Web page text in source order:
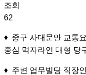
조회
62
♦ 중구 사대문안 교통
중심 먹자라인 대형 당
♦ 주변 업무빌딩 직장